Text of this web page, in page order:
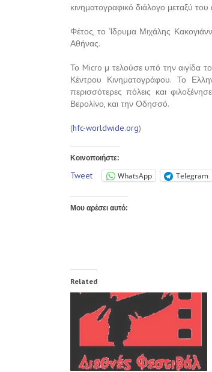
κινηματογραφικό διάλογο μεταξύ
Φέτος, το Ίδρυμα Μιχάλης
Αθήνας.
Το Micro μ τελούσε υπό την αιγίδα
Κέντρου Κινηματογράφου. Το
περισσότερες πόλεις και
Βερολίνο, και την Οδησσό.
(hfc-worldwide.org)
Κοινοποιήστε:
Tweet WhatsApp Telegram
Μου αρέσει αυτό:
Related